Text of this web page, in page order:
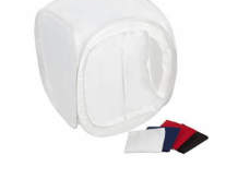
Imprimante
Scannere Documente
Hartie foto
Filme foto si scanere film
Materiale foto alb-negru